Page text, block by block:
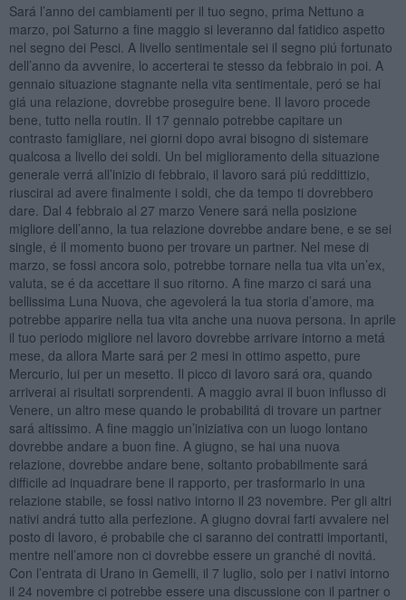
Sará l’anno dei cambiamenti per il tuo segno, prima Nettuno a
marzo, poi Saturno a fine maggio si leveranno dal fatidico aspetto
nel segno dei Pesci. A livello sentimentale sei il segno piú fortunato
dell’anno da avvenire, lo accerterai te stesso da febbraio in poi. A
gennaio situazione stagnante nella vita sentimentale, peró se hai
giá una relazione, dovrebbe proseguire bene. Il lavoro procede
bene, tutto nella routin. Il 17 gennaio potrebbe capitare un
contrasto famigliare, nei giorni dopo avrai bisogno di sistemare
qualcosa a livello dei soldi. Un bel miglioramento della situazione
generale verrá all’inizio di febbraio, il lavoro sará piú reddittizio,
riuscirai ad avere finalmente i soldi, che da tempo ti dovrebbero
dare. Dal 4 febbraio al 27 marzo Venere sará nella posizione
migliore dell’anno, la tua relazione dovrebbe andare bene, e se sei
single, é il momento buono per trovare un partner. Nel mese di
marzo, se fossi ancora solo, potrebbe tornare nella tua vita un’ex,
valuta, se é da accettare il suo ritorno. A fine marzo ci sará una
bellissima Luna Nuova, che agevolerá la tua storia d’amore, ma
potrebbe apparire nella tua vita anche una nuova persona. In aprile
il tuo periodo migliore nel lavoro dovrebbe arrivare intorno a metá
mese, da allora Marte sará per 2 mesi in ottimo aspetto, pure
Mercurio, lui per un mesetto. Il picco di lavoro sará ora, quando
arriverai ai risultati sorprendenti. A maggio avrai il buon influsso di
Venere, un altro mese quando le probabilitá di trovare un partner
sará altissimo. A fine maggio un’iniziativa con un luogo lontano
dovrebbe andare a buon fine. A giugno, se hai una nuova
relazione, dovrebbe andare bene, soltanto probabilmente sará
difficile ad inquadrare bene il rapporto, per trasformarlo in una
relazione stabile, se fossi nativo intorno il 23 novembre. Per gli altri
nativi andrá tutto alla perfezione. A giugno dovrai farti avvalere nel
posto di lavoro, é probabile che ci saranno dei contratti importanti,
mentre nell’amore non ci dovrebbe essere un granché di novitá.
Con l’entrata di Urano in Gemelli, il 7 luglio, solo per i nativi intorno
il 24 novembre ci potrebbe essere una discussione con il partner o